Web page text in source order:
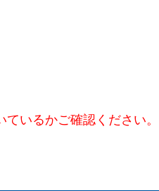
いるかご確認ください。